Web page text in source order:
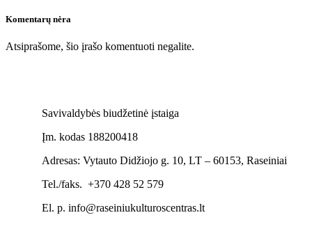
Komentarų nėra
Atsiprašome, šio įrašo komentuoti negalite.
Savivaldybės biudžetinė įstaiga
Įm. kodas 188200418
Adresas: Vytauto Didžiojo g. 10, LT – 60153, Raseiniai
Tel./faks. +370 428 52 579
El. p. info@raseiniukulturoscentras.lt